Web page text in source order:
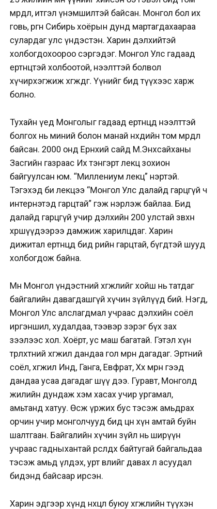
мөрөөдөл, итгэл үнэмшилтэй байсан. Монгол бол их
говь, өргөн Сибирь хоёрын дунд мартагдахаараа
сулардаг улс үндэстэн. Харин дэлхийтэй
холбогдохоороо сэргэдэг. Монгол Улс гадаад
ертөнцтэй холбоотой, нээлттэй болвол
хүчирхэгжиж хөгждөг. Үүнийг бид түүхээс харж
болно.
Тухайн үед Монголыг гадаад ертөнцөд нээлттэй
болгох нь миний болон манай нөхдийн том мөрөөдөл
байсан. 2000 онд Ерөнхий сайд М.Энхсайханы
Засгийн газраас Их тэнгэрт лекц зохион
байгуулсан юм. “Миллениум лекц” нэртэй.
Тэгэхэд би лекцээ “Монгол Улс далайд гарцгүй ч
интернэтэд гарцтай” гэж нэрлэж байлаа. Бид
далайд гарцгүй учир дэлхийн 200 улстай зөвхөн
хөршүүдээрээ дамжиж харилцдаг. Харин
дижитал ертөнцөд бид өөрийн гарцтай, бүгдтэй шууд
холбогдож байна.
Мөн Монгол үндэстний хөгжлийг хойш нь татдаг
байгалийн давагдашгүй хүчин зүйлүүд бий. Нэгд,
Монгол Улс алслагдмал учраас дэлхийн соёл
иргэншил, худалдаа, тээвэр зэрэг бүх зах
зээлээс хол. Хоёрт, ус маш багатай. Гэтэл хүн
төрөлхтний хөгжил дандаа гол мөрөн дагадаг. Эртний
соёл, хөгжил Инд, Ганга, Евфрат, Хөх мөрөн гээд
дандаа усаа дагадаг шүү дээ. Гуравт, Монголд
жилийн дундаж хэм хасах учир ургамал,
амьтанд хатуу. Өсөж үржих бус тэсэж амьдрах
орчин учир монголчууд бид цөөн хүн амтай буйн
шалтгаан. Байгалийн хүчин зүйл нь ширүүн
учраас гадныхантай өрсөлдөх байтугай байгальдаа
тэсэж амьд үлдэх, урт өвлийг давах л асуудал
бидэнд байсаар ирсэн.
Харин эдгээр хүнд нөхцөл буюу хөгжлийн түүхэн